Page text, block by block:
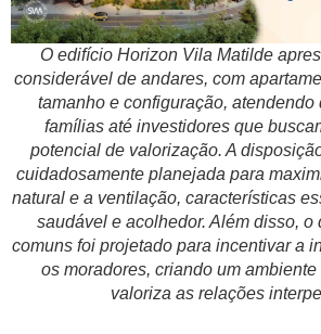
O edifício Horizon Vila Matilde
considerável de andares, com
tamanho e configuração,
famílias até investidores que
potencial de valorização. A
cuidadosamente planejada para
natural e a ventilação, características
saudável e acolhedor. Além disso, o
comuns foi projetado para incentivar a
os moradores, criando um
valoriza as relações